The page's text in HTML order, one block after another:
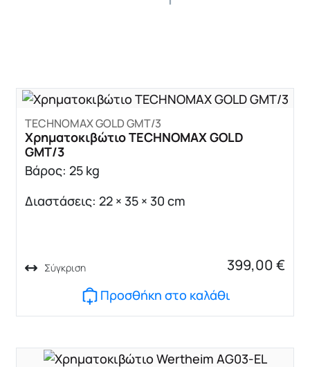
TECHNOMAX GOLD GMT/3
Χρηματοκιβώτιο TECHNOMAX GOLD
GMT/3
Βάρος: 25 kg
Διαστάσεις: 22 × 35 × 30 cm
Σύγκριση 399,00€
Προσθήκη στο καλάθι